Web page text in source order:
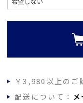
必
￥3,980以上のご
配送について：